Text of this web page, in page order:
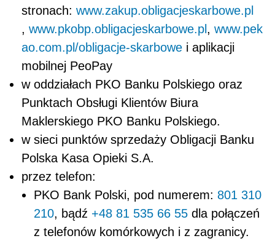
stronach: www.zakup.obligacjeskarbowe.pl
, www.pkobp.obligacjeskarbowe.pl, www.pek
ao.com.pl/obligacje-skarbowe i aplikacji
mobilnej PeoPay
w oddziałach PKO Banku Polskiego oraz
Punktach Obsługi Klientów Biura
Maklerskiego PKO Banku Polskiego.
w sieci punktów sprzedaży Obligacji Banku
Polska Kasa Opieki S.A.
przez telefon:
PKO Bank Polski, pod numerem: 801 310
210, bądź +48 81 535 66 55 dla połączeń
z telefonów komórkowych i z zagranicy.